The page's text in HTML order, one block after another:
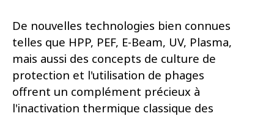
De nouvelles technologies bien connues
telles que HPP, PEF, E-Beam, UV, Plasma,
mais aussi des concepts de culture de
protection et l'utilisation de phages
offrent un complément précieux à
l'inactivation thermique classique des